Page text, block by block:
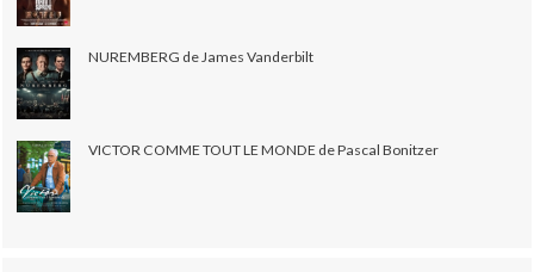
NUREMBERG de James Vanderbilt
VICTOR COMME TOUT LE MONDE de Pascal Bonitzer